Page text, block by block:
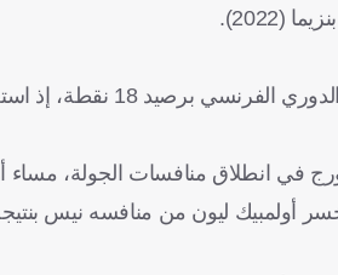
بعد فوزه الكاسح على فريق لوهافر بنتيجة 6-2 استحوذ أولمبيك مارسيليا على قمة جدول
جيرمان "حامل اللقب" بالتعادل 3-3 مع ضيفه ستراسبورج في انطلاق منافسات